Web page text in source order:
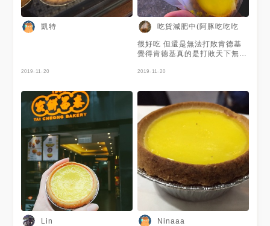
凱特
2019-11-20
吃貨減肥中(阿豚吃吃吃
很好吃 但還是無法打敗肯德基
覺得肯德基真的是打敗天下無敵
說是牛油曲奇餅～((是台灣麵包
度，很酥鬆，味道很香 內餡黃
到發亮，呈現有點螢光黃 很滑
嫩又有濃濃蛋香，甜度大概有全
糖等級吧我喜歡，滿優秀的👏
#tuntun_in香港 ：灣仔
2019-11-20
Lin Ninaaa